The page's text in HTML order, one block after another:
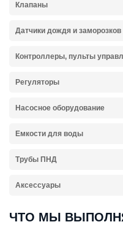
Клапаны
Датчики дождя и заморозков
Контроллеры, пульты
Регуляторы
Насосное оборудование
Емкости для воды
Трубы ПНД
Аксессуары
ЧТО МЫ